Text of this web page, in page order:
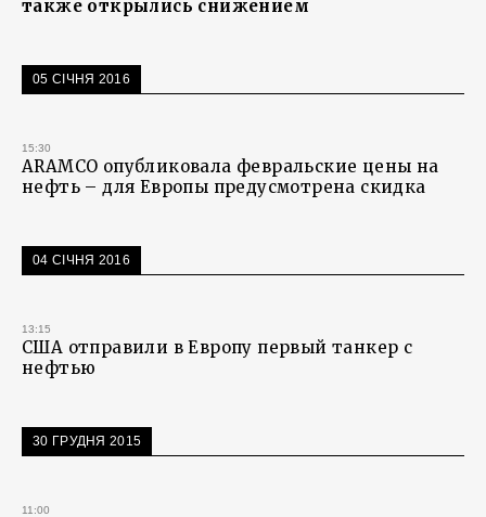
также открылись снижением
05 СІЧНЯ 2016
15:30
ARAMCO опубликовала февральские цены на
нефть – для Европы предусмотрена скидка
04 СІЧНЯ 2016
13:15
США отправили в Европу первый танкер с
нефтью
30 ГРУДНЯ 2015
11:00